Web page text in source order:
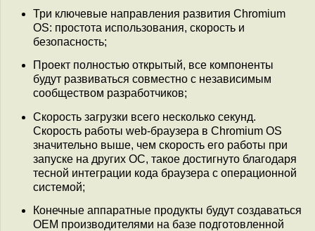
Три ключевые направления развития Chromium
OS: простота использования, скорость и
безопасность;
Проект полностью открытый, все компоненты
будут развиваться совместно с независимым
сообществом разработчиков;
Скорость загрузки всего несколько секунд.
Скорость работы web-браузера в Chromium OS
значительно выше, чем скорость его работы при
запуске на других ОС, такое достигнуто благодаря
тесной интеграции кода браузера с операционной
системой;
Конечные аппаратные продукты будут создаваться
OEM производителями на базе подготовленной